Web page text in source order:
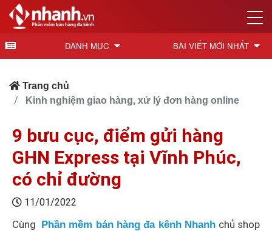
DANH MỤC BÀI VIẾT MỚI NHẤT
Trang chủ
Kinh nghiệm giao hàng, xử lý đơn hàng online
9 bưu cục, điểm gửi hàng
GHN Express tại Vĩnh Phúc,
có chỉ đường
11/01/2022
Cùng Phần mềm bán hàng đa kênh Nhanh chủ shop